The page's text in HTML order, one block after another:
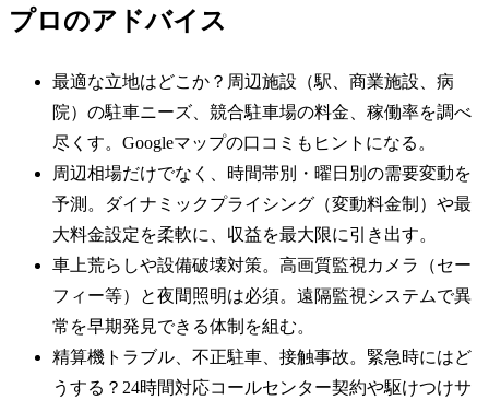
プロのアドバイス
最適な立地はどこか？周辺施設（駅、商業施設、病
院）の駐車ニーズ、競合駐車場の料金、稼働率を調べ
尽くす。Googleマップの口コミもヒントになる。
周辺相場だけでなく、時間帯別・曜日別の需要変動を
予測。ダイナミックプライシング（変動料金制）や最
大料金設定を柔軟に、収益を最大限に引き出す。
車上荒らしや設備破壊対策。高画質監視カメラ（セー
フィー等）と夜間照明は必須。遠隔監視システムで異
常を早期発見できる体制を組む。
精算機トラブル、不正駐車、接触事故。緊急時にはど
うする？24時間対応コールセンター契約や駆けつけサ